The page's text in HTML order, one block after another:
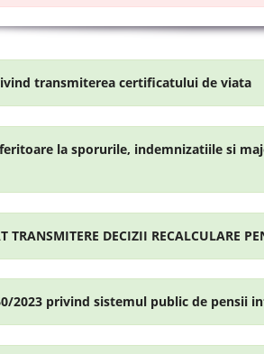
transmiterea certificatului de viata
la sporurile, indemnizatiile si
TRANSMITERE DECIZII RECALCULARE
2023 privind sistemul public de pensii